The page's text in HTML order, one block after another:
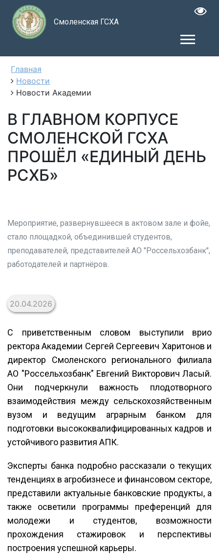
Смоленская ГСХА
Главная
Новости
Новости Академии
В ГЛАВНОМ КОРПУСЕ
СМОЛЕНСКОЙ ГСХА
ПРОШЁЛ «ЕДИНЫЙ ДЕНЬ
РСХБ»
Мероприятие, развернувшееся в актовом зале и фойе,
стало площадкой, объединившей студентов,
преподавателей, представителей АО "Россельхозбанк",
работодателей и партнёров.
20.04.2026
С приветственным словом выступили врио
ректора Академии Сергей Сергеевич Харитонов и
директор Смоленского регионального филиала
АО "Россельхозбанк" Евгений Викторович Ласый.
Они подчеркнули важность плодотворного
взаимодействия между сельскохозяйственным
вузом и ведущим аграрным банком для
подготовки высококвалифицированных кадров и
устойчивого развития АПК.
Эксперты банка подробно рассказали о текущих
тенденциях в агробизнесе и финансовом секторе,
представили актуальные банковские продукты, а
также осветили программы преференций для
молодежи и студентов, возможности
прохождения стажировок и перспективы
построения успешной карьеры.